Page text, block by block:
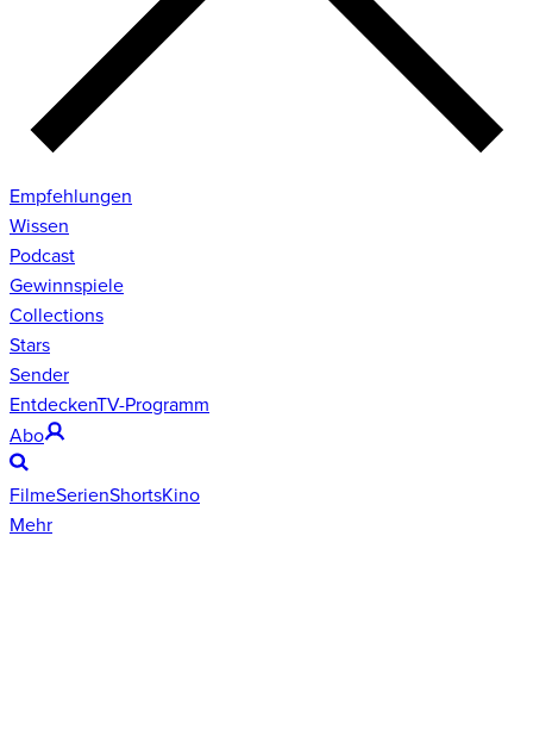
Empfehlungen
Wissen
Podcast
Gewinnspiele
Collections
Stars
Sender
EntdeckenTV-Programm
Abo
FilmeSerienShortsKino
Mehr